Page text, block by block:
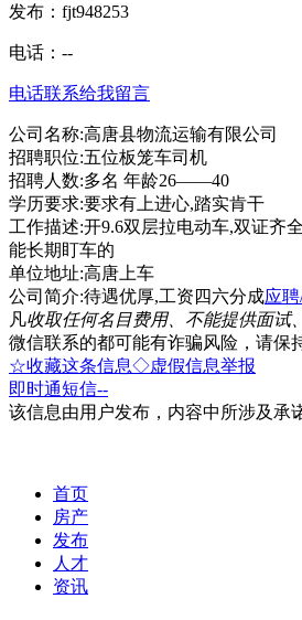
发布：fjt948253
电话： --
电话联系给我留言
公司名称:高唐县物流运输有限公司
招聘职位:五位板笼车司机
招聘人数:多名 年龄26——40
学历要求:要求有上进心,踏实肯干
工作描述:开9.6双层拉电动车,双证齐
能长期盯车的
单位地址:高唐上车
公司简介:待遇优厚,工资四六分成应
凡收取任何名目费用、不能提供面试
微信联系的都可能有诈骗风险，请保
☆收藏这条信息◇虚假信息举报
即时通短信--
该信息由用户发布，内容中所涉及承
首页
房产
发布
人才
资讯